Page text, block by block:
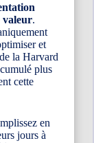
valeur.
et
la Harvard
plus
cette
en
jours à